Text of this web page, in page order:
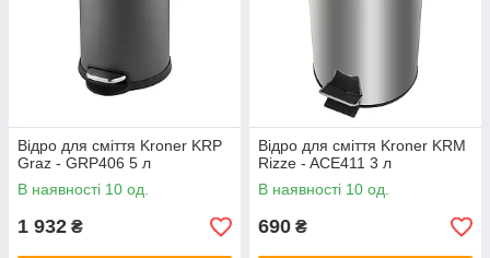
Відро для сміття Kroner KRP
Graz - GRP406 5 л
В наявності 10 од.
1 932 ₴
Відро для сміття Kroner KRM
Rizze - ACE411 3 л
В наявності 10 од.
690 ₴